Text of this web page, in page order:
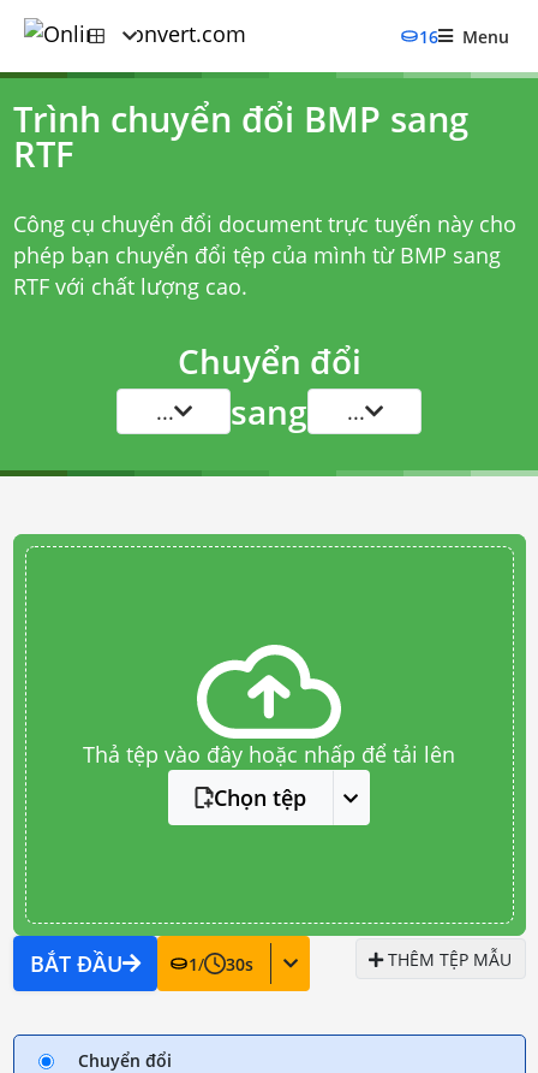
16 Menu
Trình chuyển đổi BMP sang
RTF
Công cụ chuyển đổi document trực tuyến này cho
phép bạn chuyển đổi tệp của mình từ BMP sang
RTF với chất lượng cao.
Chuyển đổi
... sang ...
Thả tệp vào đây hoặc nhấp để tải lên
Chọn tệp
BẮT ĐẦU 1/ 30s THÊM TỆP MẪU
Chuyển đổi